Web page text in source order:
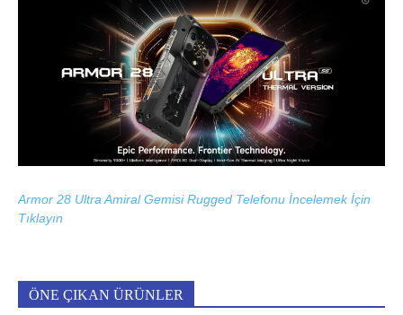
Armor 28 Ultra Amiral Gemisi Rugged Telefonu İncelemek İçin
Tıklayın
ÖNE ÇIKAN ÜRÜNLER